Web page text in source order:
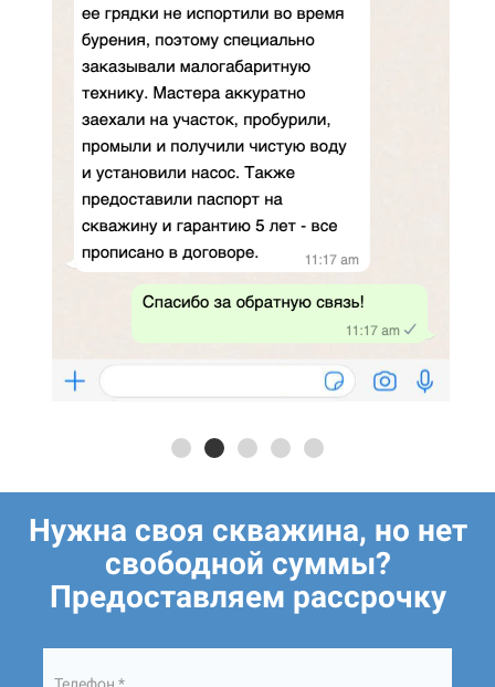
Нужна своя скважина, но нет
свободной суммы?
Предоставляем рассрочку
Телефон *